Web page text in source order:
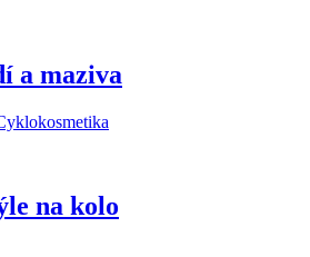
a maziva
na kolo